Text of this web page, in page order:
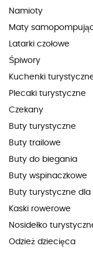
Namioty
Maty
Latarki czołowe
Śpiwory
Kuchenki
Plecaki turystyczne
Czekany
Buty turystyczne
Buty trailowe
Buty do biegania
Buty wspinaczkowe
Buty turystyczne dla
Kaski rowerowe
Nosidełko
Odzież dziecięca